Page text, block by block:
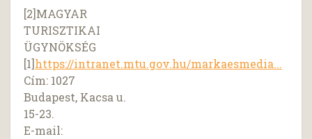
[2]MAGYAR
TURISZTIKAI
ÜGYNÖKSÉG
[1]https://intranet.mtu.gov.hu/markaesmedia...
Cím: 1027
Budapest, Kacsa u.
15-23.
E-mail: